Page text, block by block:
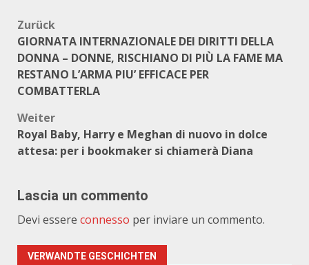
Beitragsnavigation
Zurück
GIORNATA INTERNAZIONALE DEI DIRITTI DELLA
DONNA – DONNE, RISCHIANO DI PIÙ LA FAME MA
RESTANO L’ARMA PIU’ EFFICACE PER
COMBATTERLA
Weiter
Royal Baby, Harry e Meghan di nuovo in dolce
attesa: per i bookmaker si chiamerà Diana
Lascia un commento
Devi essere connesso per inviare un commento.
VERWANDTE GESCHICHTEN